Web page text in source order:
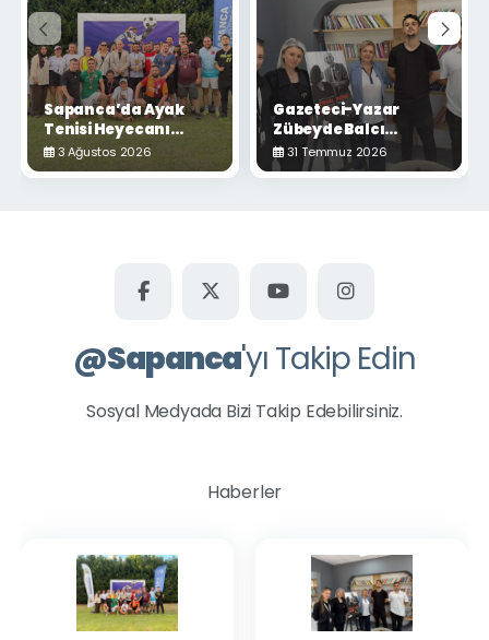
Sapanca’da Ayak
Tenisi Heyecanı
Yaşandı
3 Ağustos 2026
Gazeteci-Yazar
Zübeyde Balcı
Sapanca'da
Okurlarıyla Buluştu
31 Temmuz 2026
@Sapanca'yı Takip Edin
Sosyal Medyada Bizi Takip Edebilirsiniz.
Haberler